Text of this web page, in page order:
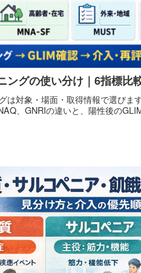
ングの使い分け｜6指標比
は対象・場面・取得情報で選びま
、GNRIの違いと、陽性後の